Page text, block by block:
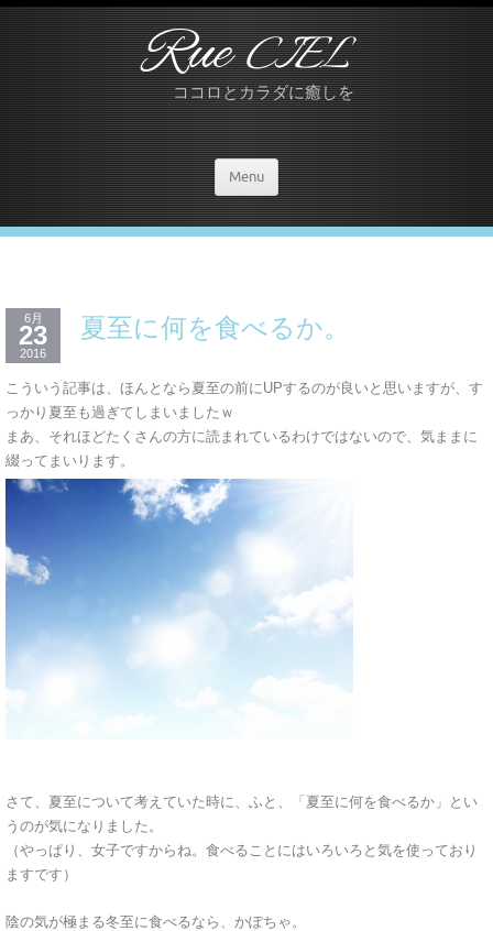
RueCIEL
ココロとカラダに癒しを
Menu
6月
23
2016
夏至に何を食べるか。
こういう記事は、ほんとなら夏至の前にUPするのが良いと思いますが、す
っかり夏至も過ぎてしまいましたｗ
まあ、それほどたくさんの方に読まれているわけではないので、気ままに
綴ってまいります。
さて、夏至について考えていた時に、ふと、「夏至に何を食べるか」とい
うのが気になりました。
（やっぱり、女子ですからね。食べることにはいろいろと気を使っており
ますです）
陰の気が極まる冬至に食べるなら、かぽちゃ。